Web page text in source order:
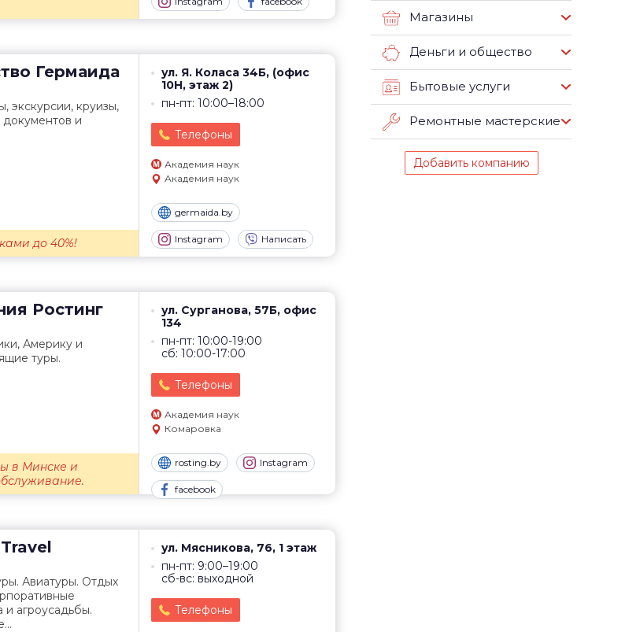
Гермаида
ул. Я. Коласа 34Б, (офис
10Н, этаж 2)
пн-пт: 10:00–18:00
Телефоны
Академия наук
Академия наук
germaida.by
Instagram Написать
экскурсии, круизы,
и
до 40%!
Ростинг
ул. Сурганова, 57Б, офис
134
пн-пт: 10:00-19:00
сб: 10:00-17:00
Телефоны
Академия наук
Комаровка
rosting.by Instagram
facebook
Америку и
туры.
в Минске и
ул. Мясникова, 76, 1 этаж
пн-пт: 9:00–19:00
сб-вс: выходной
Телефоны
Авиатуры. Отдых
и агроусадьбы.
Магазины
Деньги и общество
Бытовые услуги
Ремонтные мастерские
Добавить компанию